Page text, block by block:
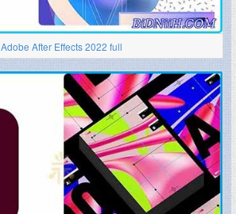
Adobe After Effects 2022 full